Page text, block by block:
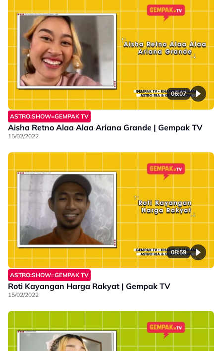
06:07
ASTRO:SHOW=GEMPAK TV
Aisha Retno Alaa Alaa Ariana Grande | Gempak TV
15/02/2022
08:59
ASTRO:SHOW=GEMPAK TV
Roti Kayangan Harga Rakyat | Gempak TV
15/02/2022